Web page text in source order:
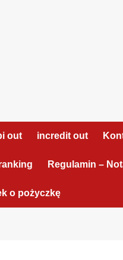
out incredit out
Regulamin –
o pożyczkę